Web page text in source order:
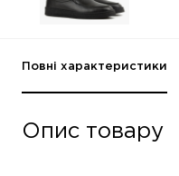
Повні характеристики
Опис товару